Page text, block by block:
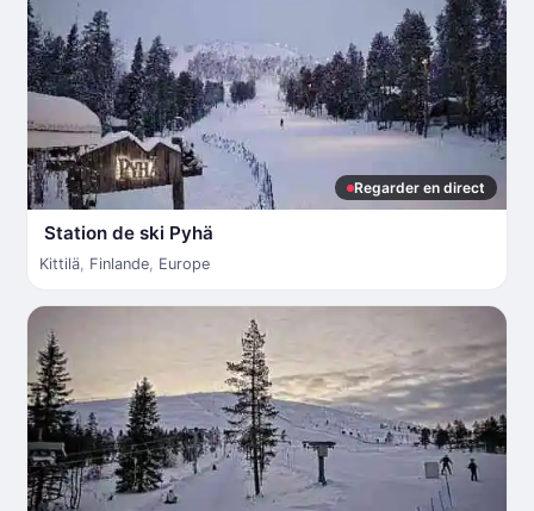
Regarder en direct
Station de ski Pyhä
Kittilä, Finlande, Europe